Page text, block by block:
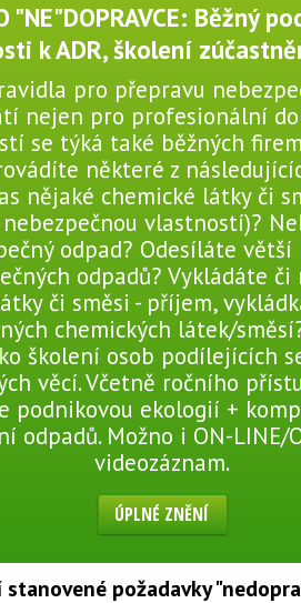
"NE"DOPRAVCE: Běžný
k ADR, školení
pro přepravu
nejen pro profesionální
se týká také běžných
některé z
nějaké chemické látky či
vlastností)?
odpad? Odesíláte
odpadů? Vykládáte
či směsi - příjem,
chemických látek/
školení osob podílejících
věcí. Včetně ročního
podnikovou ekologií +
odpadů. Možno i ON-LINE/
videozáznam.
ÚPLNÉ ZNĚNÍ
požadavky